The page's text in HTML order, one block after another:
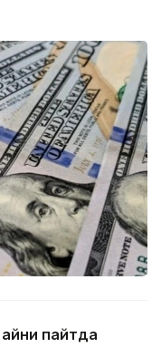
пайтда